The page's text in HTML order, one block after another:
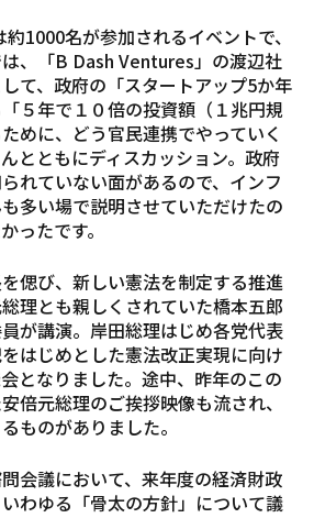
約1000名が参加されるイベントで、
、「B Dash Ventures」の渡辺社
て、政府の「スタートアップ5か年
５年で１０倍の投資額（１兆円規
めに、どう官民連携でやっていく
とともにディスカッション。政府
れていない面があるので、インフ
多い場で説明させていただけたの
ったです。
を偲び、新しい憲法を制定する推進
理とも親しくされていた橋本五郎
が講演。岸田総理はじめ各党代表
はじめとした憲法改正実現に向け
となりました。途中、昨年のこの
倍元総理のご挨拶映像も流され、
ものがありました。
会議において、来年度の経済財政
わゆる「骨太の方針」について議